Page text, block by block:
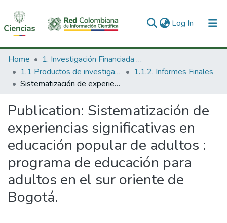
Log In (current)
Communities & Collections
All of DSpace
Home
1. Investigación Financiada con Recursos Públicos
1.1 Productos de investigación
1.1.2. Informes Finales
Sistematización de experiencias significativas en educación popular de adultos : programa de educación para adultos en el sur oriente de Bogotá.
Publication: Sistematización de
experiencias significativas en
educación popular de adultos :
programa de educación para
adultos en el sur oriente de
Bogotá.